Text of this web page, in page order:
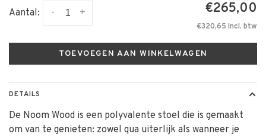
Aantal: +
- €265,00
€320,65 Incl. btw
TOEVOEGEN AAN WINKELWAGEN
DETAILS
De Noom Wood is een polyvalente stoel die is gemaakt
om van te genieten: zowel qua uiterlijk als wanneer je